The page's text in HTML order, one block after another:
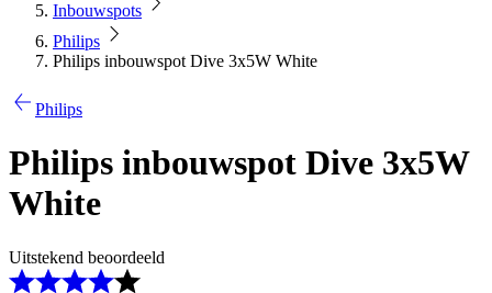
Inbouwspots
Philips
Philips inbouwspot Dive 3x5W White
Philips
Philips inbouwspot Dive 3x5W
White
Uitstekend beoordeeld